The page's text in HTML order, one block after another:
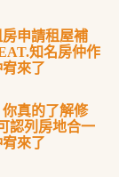
房申請租屋補
知名房仲作
來了
你真的了解修
認列房地合一
來了